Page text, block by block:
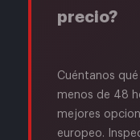
precio?
Cuéntanos
menos de 48
mejores
europeo.